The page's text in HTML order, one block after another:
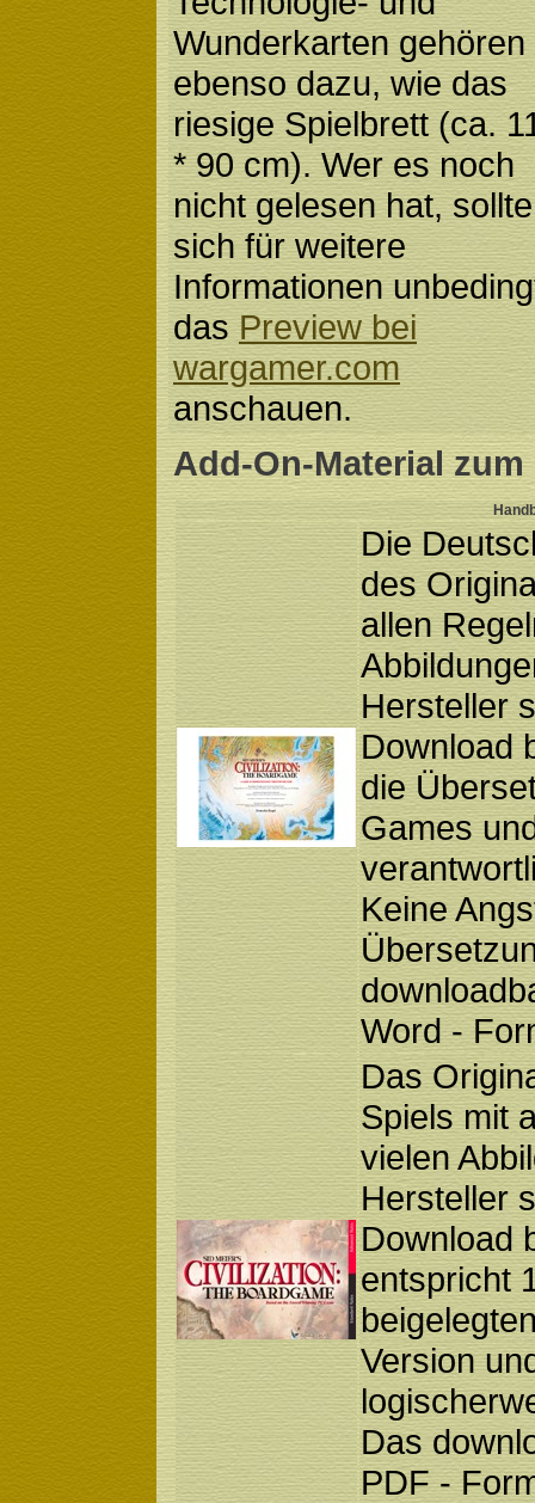
Wunderkarten gehören
ebenso dazu, wie das
riesige Spielbrett (ca.
* 90 cm). Wer es noch
nicht gelesen hat, sollte
sich für weitere
Informationen
das Preview bei
wargamer.com
anschauen.
Add-On-Material
Die
des
allen
Hersteller
Download
die
Games
Keine
Word -
Das
Spiels mit
vielen
Hersteller
Download
entspricht
Version
Das
PDF -